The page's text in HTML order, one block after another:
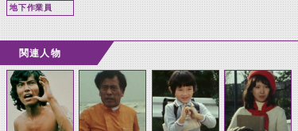
地下作業員
関連人物